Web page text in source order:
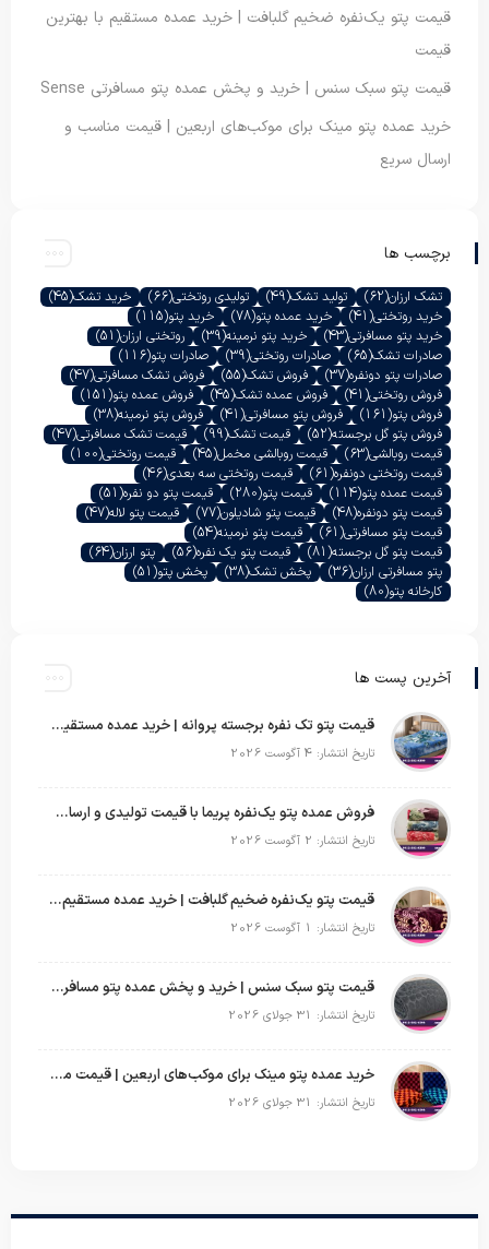
قیمت پتو یک‌نفره ضخیم گلبافت | خرید عمده مستقیم با بهترین
قیمت
قیمت پتو سبک سنس | خرید و پخش عمده پتو مسافرتی Sense
خرید عمده پتو مینک برای موکب‌های اربعین | قیمت مناسب و
ارسال سریع
برچسب ها
تشک ارزان(62) تولید تشک(49) تولیدی روتختی(66) خرید تشک(45)
خرید روتختی(41) خرید عمده پتو(78) خرید پتو(115)
خرید پتو مسافرتی(43) خرید پتو نرمینه(39) روتختی ارزان(51)
صادرات تشک(65) صادرات روتختی(39) صادرات پتو(116)
صادرات پتو دونفره(37) فروش تشک(55) فروش تشک مسافرتی(47)
فروش روتختی(41) فروش عمده تشک(45) فروش عمده پتو(151)
فروش پتو(161) فروش پتو مسافرتی(41) فروش پتو نرمینه(38)
فروش پتو گل برجسته(52) قیمت تشک(99) قیمت تشک مسافرتی(47)
قیمت روبالشی(63) قیمت روبالشی مخمل(45) قیمت روتختی(100)
قیمت روتختی دونفره(61) قیمت روتختی سه بعدی(46)
قیمت عمده پتو(114) قیمت پتو(280) قیمت پتو دو نفره(51)
قیمت پتو دونفره(48) قیمت پتو شادیلون(77) قیمت پتو لاله(47)
قیمت پتو مسافرتی(61) قیمت پتو نرمینه(54)
قیمت پتو گل برجسته(81) قیمت پتو یک نفره(56) پتو ارزان(64)
پتو مسافرتی ارزان(36) پخش تشک(38) پخش پتو(51)
کارخانه پتو(80)
آخرین پست ها
قیمت پتو تک نفره برجسته پروانه | خرید عمده مستقیم با بهترین قیمت بازار
تاریخ انتشار: 4 آگوست 2026
فروش عمده پتو یک‌نفره پریما با قیمت تولیدی و ارسال به سراسر کشور
تاریخ انتشار: 2 آگوست 2026
قیمت پتو یک‌نفره ضخیم گلبافت | خرید عمده مستقیم با بهترین قیمت
تاریخ انتشار: 1 آگوست 2026
قیمت پتو سبک سنس | خرید و پخش عمده پتو مسافرتی Sense
تاریخ انتشار: 31 جولای 2026
خرید عمده پتو مینک برای موکب‌های اربعین | قیمت مناسب و ارسال سریع
تاریخ انتشار: 31 جولای 2026